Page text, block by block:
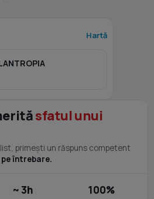
Hartă
sfatul unui
primești un răspuns competent
pe întrebare.
~ 3h 100%